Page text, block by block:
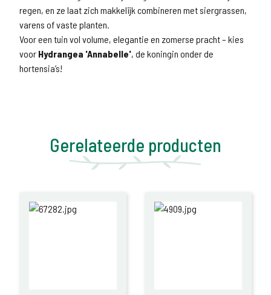
regen, en ze laat zich makkelijk combineren met siergrassen,
varens of vaste planten.
Voor een tuin vol volume, elegantie en zomerse pracht – kies
voor Hydrangea 'Annabelle', de koningin onder de
hortensia’s!
Gerelateerde producten